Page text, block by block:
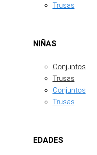
Trusas
NIÑAS
Conjuntos
Trusas
Conjuntos
Trusas
EDADES